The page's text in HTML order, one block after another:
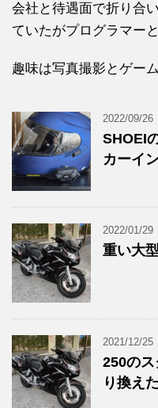
会社と待遇面で折り合
ていたがプログラマー
趣味は写真撮影とゲー
2022/09/26
SHOEI
カーイ
2022/01/29
重い大
2021/12/25
250の
り換え